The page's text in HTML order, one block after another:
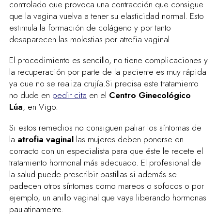
controlado que provoca una contracción que consigue
que la vagina vuelva a tener su elasticidad normal. Esto
estimula la formación de colágeno y por tanto
desaparecen las molestias por atrofia vaginal.
El procedimiento es sencillo, no tiene complicaciones y
la recuperación por parte de la paciente es muy rápida
ya que no se realiza crujía.Si precisa este tratamiento
no dude en pedir cita en el Centro Ginecológico
Lúa, en Vigo.
Si estos remedios no consiguen paliar los síntomas de
la atrofia vaginallas mujeres deben ponerse en
contacto con un especialista para que éste le recete el
tratamiento hormonal más adecuado. El profesional de
la salud puede prescribir pastillas si además se
padecen otros síntomas como mareos o sofocos o por
ejemplo, un anillo vaginal que vaya liberando hormonas
paulatinamente.